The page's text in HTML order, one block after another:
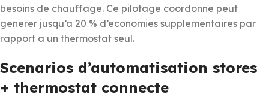
besoins de chauffage. Ce pilotage coordonne peut
generer jusqu’a 20 % d’economies supplementaires par
rapport a un thermostat seul.
Scenarios d’automatisation stores
+ thermostat connecte